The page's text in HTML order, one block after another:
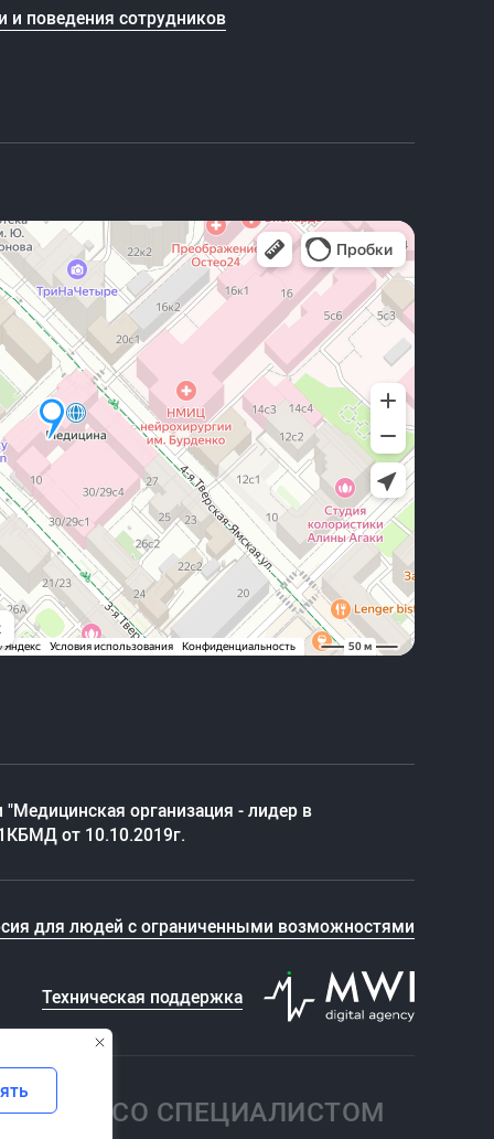
и поведения сотрудников
организация - лидер в
от 10.10.2019г.
для людей с ограниченными возможностями
Техническая поддержка
СО СПЕЦИАЛИСТОМ